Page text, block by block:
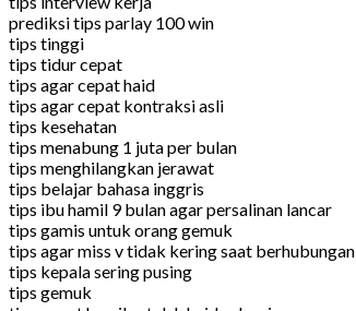
prediksi tips parlay 100 win
tips tinggi
tips tidur cepat
tips agar cepat haid
tips agar cepat kontraksi asli
tips kesehatan
tips menabung 1 juta per bulan
tips menghilangkan jerawat
tips belajar bahasa inggris
tips ibu hamil 9 bulan agar persalinan lancar
tips gamis untuk orang gemuk
tips agar miss v tidak kering saat berhubungan
tips kepala sering pusing
tips gemuk